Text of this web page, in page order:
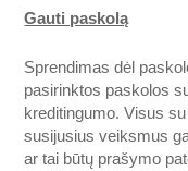
Gauti paskolą
Sprendimas dėl
pasirinktos paskolos
kreditingumo. Visus
susijusius veiksmus
ar tai būtų prašymo